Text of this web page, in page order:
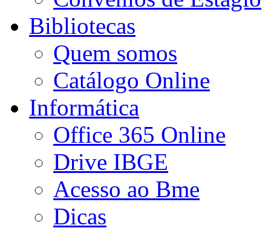
Bibliotecas
Quem somos
Catálogo Online
Informática
Office 365 Online
Drive IBGE
Acesso ao Bme
Dicas